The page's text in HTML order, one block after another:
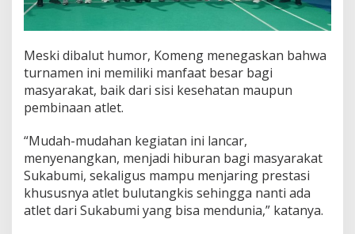
Meski dibalut humor, Komeng menegaskan bahwa
turnamen ini memiliki manfaat besar bagi
masyarakat, baik dari sisi kesehatan maupun
pembinaan atlet.
“Mudah-mudahan kegiatan ini lancar,
menyenangkan, menjadi hiburan bagi masyarakat
Sukabumi, sekaligus mampu menjaring prestasi
khususnya atlet bulutangkis sehingga nanti ada
atlet dari Sukabumi yang bisa mendunia,” katanya.